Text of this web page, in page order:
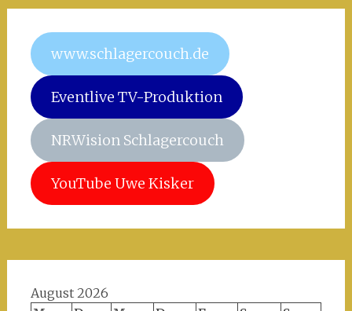
www.schlagercouch.de
Eventlive TV-Produktion
NRWision Schlagercouch
YouTube Uwe Kisker
August 2026